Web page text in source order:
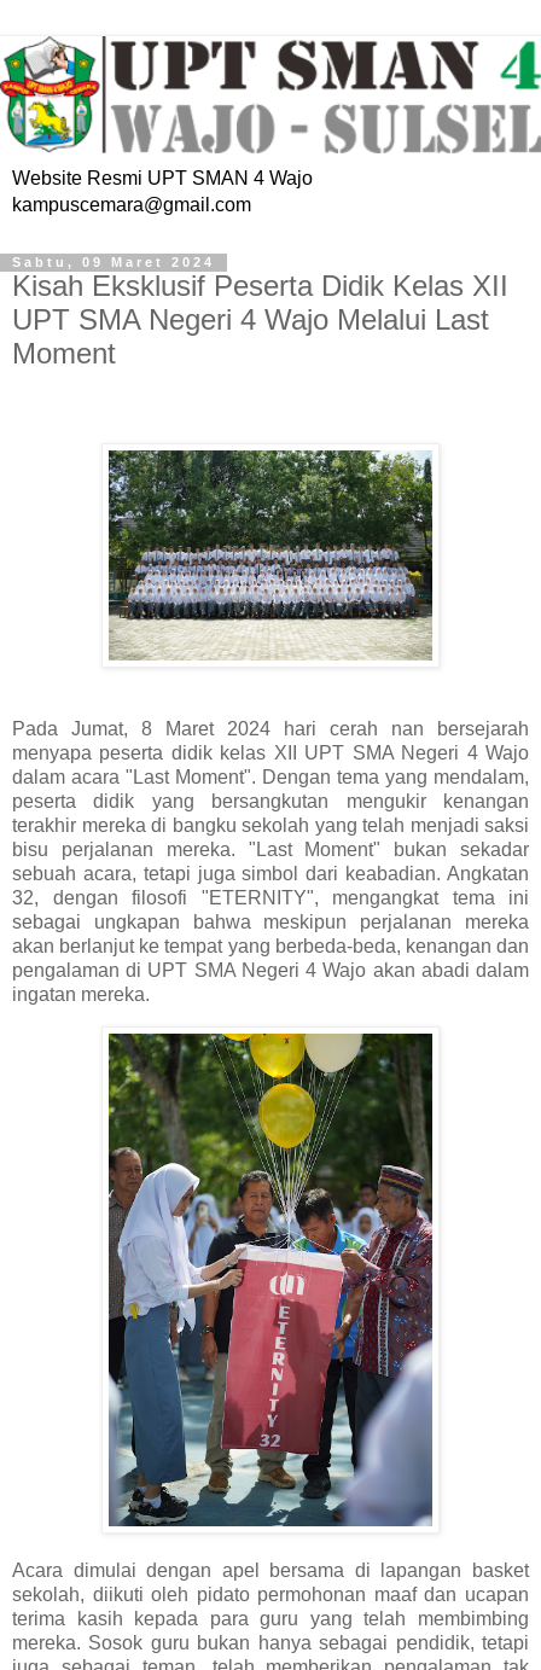
Website Resmi UPT SMAN 4 Wajo
kampuscemara@gmail.com
Sabtu, 09 Maret 2024
Kisah Eksklusif Peserta Didik Kelas XII
UPT SMA Negeri 4 Wajo Melalui Last
Moment
Pada Jumat, 8 Maret 2024 hari cerah nan bersejarah
menyapa peserta didik kelas XII UPT SMA Negeri 4 Wajo
dalam acara "Last Moment". Dengan tema yang mendalam,
peserta didik yang bersangkutan mengukir kenangan
terakhir mereka di bangku sekolah yang telah menjadi saksi
bisu perjalanan mereka. "Last Moment" bukan sekadar
sebuah acara, tetapi juga simbol dari keabadian. Angkatan
32, dengan filosofi "ETERNITY", mengangkat tema ini
sebagai ungkapan bahwa meskipun perjalanan mereka
akan berlanjut ke tempat yang berbeda-beda, kenangan dan
pengalaman di UPT SMA Negeri 4 Wajo akan abadi dalam
ingatan mereka.
Acara dimulai dengan apel bersama di lapangan basket
sekolah, diikuti oleh pidato permohonan maaf dan ucapan
terima kasih kepada para guru yang telah membimbing
mereka. Sosok guru bukan hanya sebagai pendidik, tetapi